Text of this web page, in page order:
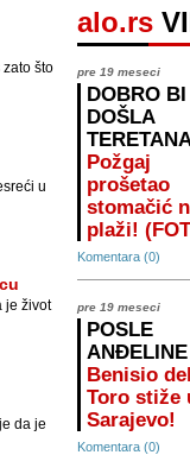
što
u
je život
da je
alo.rs
pre 19 meseci
DOBRO
DOŠLA
Požgaj
prošetao
stomačić
plaži!
Komentara (0)
pre 19 meseci
POSLE
ANĐELINE
Benisio del
Toro stiže
Sarajevo!
Komentara (0)